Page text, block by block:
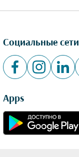
Социальные сети
Apps